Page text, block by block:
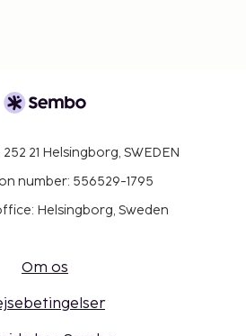
21 Helsingborg, SWEDEN
number: 556529-1795
Helsingborg, Sweden
Om os